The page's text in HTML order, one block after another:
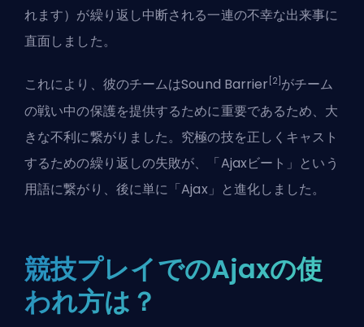
れます）が繰り返し中断される一連の不幸な出来事に
直面しました。
これにより、彼のチームはSound Barrier [2] がチーム
の戦い中の保護を提供するために重要であるため、大
きな不利に繋がりました。究極の技を正しくキャスト
するための繰り返しの失敗が、「Ajaxビート」という
用語に繋がり、後に単に「Ajax」と進化しました。
競技プレイでのAjaxの使
われ方は？